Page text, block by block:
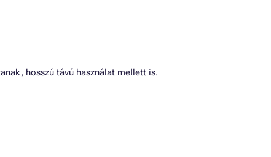
hosszú távú használat mellett is.